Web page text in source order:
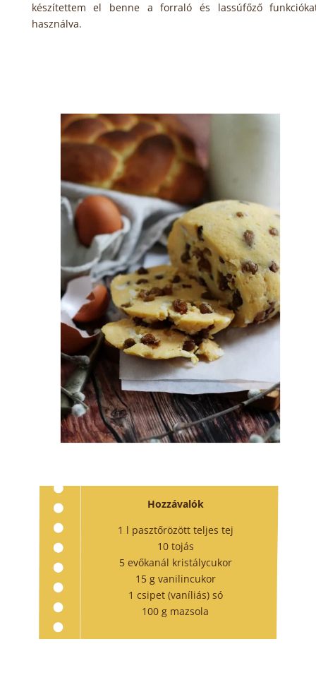
készítettem el benne a forraló és lassúfőző
használva.
Hozzávalók
1 l pasztőrözött teljes tej
10 tojás
5 evőkanál kristálycukor
15 g vanilincukor
1 csipet (vaníliás) só
100 g mazsola